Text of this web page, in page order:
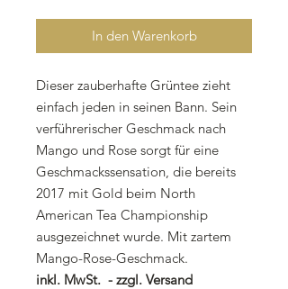
In den Warenkorb
Dieser zauberhafte Grüntee zieht
einfach jeden in seinen Bann. Sein
verführerischer Geschmack nach
Mango und Rose sorgt für eine
Geschmackssensation, die bereits
2017 mit Gold beim North
American Tea Championship
ausgezeichnet wurde. Mit zartem
Mango-Rose-Geschmack.
inkl. MwSt. - zzgl. Versand